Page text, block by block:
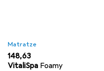
Matratze
EUR
148,63
VitaliSpa Foamy